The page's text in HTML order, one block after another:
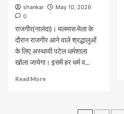
shankar
May 10, 2026
0
राजगीर(नालंदा)। मलमास मेला के
दौरान राजगीर आने वाले श्रद्धालुओं
के लिए अस्थायी पटेल धर्मशाला
खोला जायेगा। इसमें हर धर्म व...
Read More